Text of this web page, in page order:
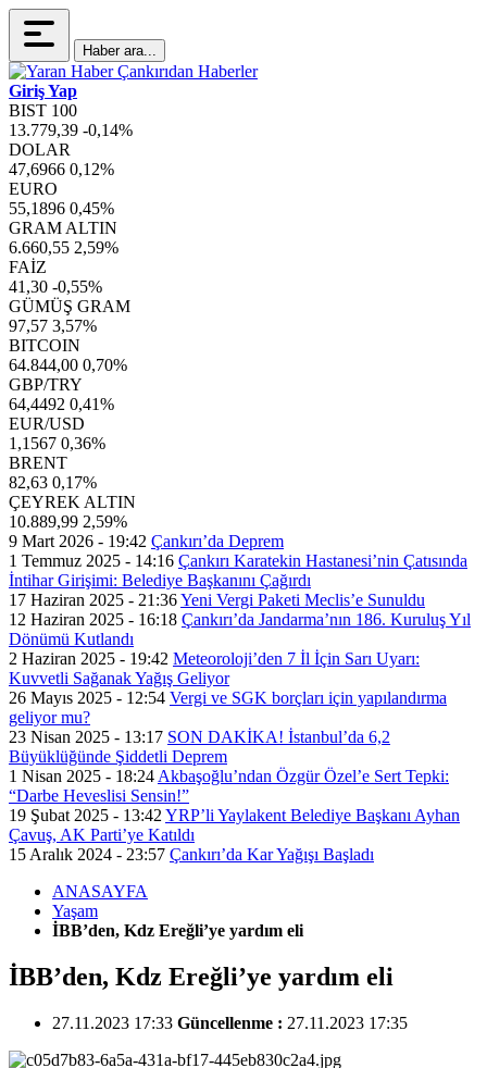
Haber ara...
Giriş Yap
BIST 100
13.779,39 -0,14%
DOLAR
47,6966 0,12%
EURO
55,1896 0,45%
GRAM ALTIN
6.660,55 2,59%
FAİZ
41,30 -0,55%
GÜMÜŞ GRAM
97,57 3,57%
BITCOIN
64.844,00 0,70%
GBP/TRY
64,4492 0,41%
EUR/USD
1,1567 0,36%
BRENT
82,63 0,17%
ÇEYREK ALTIN
10.889,99 2,59%
9 Mart 2026 - 19:42 Çankırı’da Deprem
1 Temmuz 2025 - 14:16 Çankırı Karatekin Hastanesi’nin Çatısında
İntihar Girişimi: Belediye Başkanını Çağırdı
17 Haziran 2025 - 21:36Yeni Vergi Paketi Meclis’e Sunuldu
12 Haziran 2025 - 16:18 Çankırı’da Jandarma’nın 186. Kuruluş Yıl
Dönümü Kutlandı
2 Haziran 2025 - 19:42 Meteoroloji’den 7 İl İçin Sarı Uyarı:
Kuvvetli Sağanak Yağış Geliyor
26 Mayıs 2025 - 12:54 Vergi ve SGK borçları için yapılandırma
geliyor mu?
23 Nisan 2025 - 13:17 SON DAKİKA! İstanbul’da 6,2
Büyüklüğünde Şiddetli Deprem
1 Nisan 2025 - 18:24 Akbaşoğlu’ndan Özgür Özel’e Sert Tepki:
“Darbe Heveslisi Sensin!”
19 Şubat 2025 - 13:42 YRP’li Yaylakent Belediye Başkanı Ayhan
Çavuş, AK Parti’ye Katıldı
15 Aralık 2024 - 23:57 Çankırı’da Kar Yağışı Başladı
ANASAYFA
Yaşam
İBB’den, Kdz Ereğli’ye yardım eli
İBB’den, Kdz Ereğli’ye yardım eli
27.11.2023 17:33 Güncellenme : 27.11.2023 17:35